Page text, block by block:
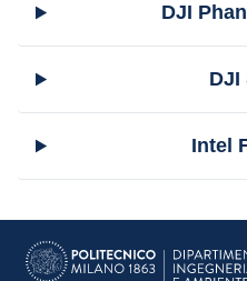
DJI
DJI
Intel